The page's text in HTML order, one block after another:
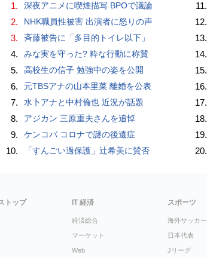
1. 深夜アニメに喫煙描写 BPOで議論
2. NHK職員性被害 出演者に怒りの声
3. 斉藤被告に「多目的トイレ以下」
4. みな実を守った? 粋な行動に称賛
5. 高校生の信子 勉強中の姿を公開
6. 元TBSアナの山本里菜 離婚を公表
7. 水卜アナと中村倫也 近況が話題
8. アジカン 三原重夫さんを追悼
9. ケンコバ コロナで謎の後遺症
10. 「すんごい過保護」辻希美に賛否
11.
12.
13.
14.
15.
16.
17.
18.
19.
20.
トップ IT 経済
経済総合
マーケット
Web
スポーツ
海外サッカー
日本代表
Jリーグ